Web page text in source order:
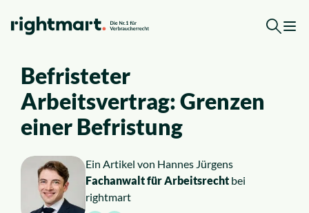
Top-Rechtsgebiete
Arbeitsrecht
Ausländerrecht
Jetzt kostenlose Ersteinschätzung erhalten
Befristeter
Arbeitsvertrag: Grenzen
einer Befristung
Ein Artikel von Hannes Jürgens
Fachanwalt für Arbeitsrechtbei
rightmart